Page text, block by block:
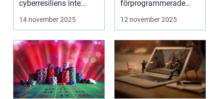
cyberresiliens inte
längre...
14 november 2025
förprogrammerade
banor och fasta m...
12 november 2025